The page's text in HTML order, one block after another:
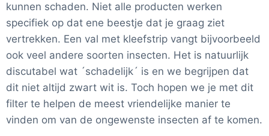
kunnen schaden. Niet alle producten werken
specifiek op dat ene beestje dat je graag ziet
vertrekken. Een val met kleefstrip vangt bijvoorbeeld
ook veel andere soorten insecten. Het is natuurlijk
discutabel wat ´schadelijk´ is en we begrijpen dat
dit niet altijd zwart wit is. Toch hopen we je met dit
filter te helpen de meest vriendelijke manier te
vinden om van de ongewenste insecten af te komen.